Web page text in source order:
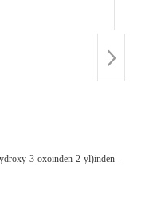
3-oxoinden-2-yl)inden-